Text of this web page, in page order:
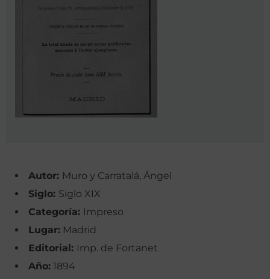
Autor: Muro y Carratalá, Ángel
Siglo: Siglo XIX
Categoría: Impreso
Lugar: Madrid
Editorial: Imp. de Fortanet
Año: 1894